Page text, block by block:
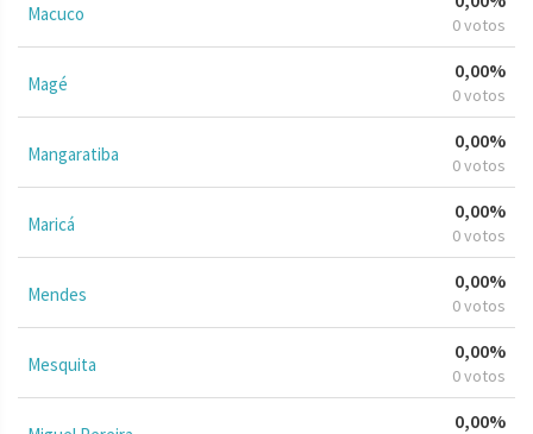
Macuco 0 votos
Magé
0,00%
0 votos
Mangaratiba
0,00%
0 votos
Maricá
0,00%
0 votos
Mendes
0,00%
0 votos
Mesquita
0,00%
0 votos
0,00%